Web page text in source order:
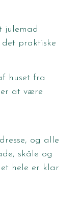
julemad
praktiske
huset fra
at være
og alle
skåle og
hele er klar